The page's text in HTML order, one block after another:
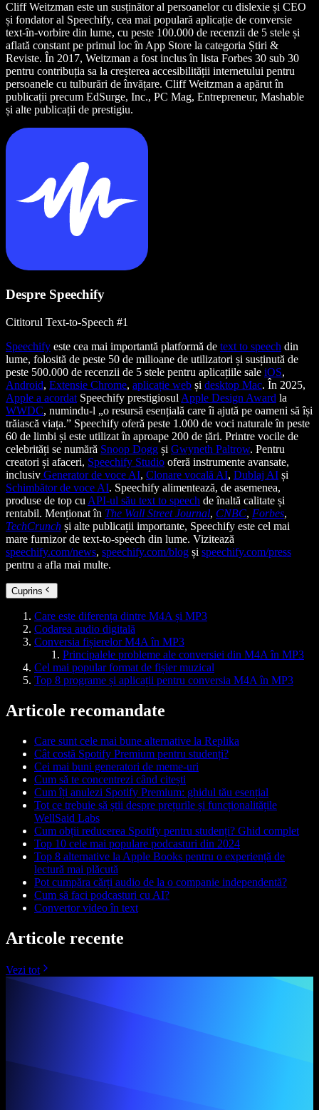
Cliff Weitzman este un susținător al persoanelor cu dislexie și CEO
și fondator al Speechify, cea mai populară aplicație de conversie
text-în-vorbire din lume, cu peste 100.000 de recenzii de 5 stele și
aflată constant pe primul loc în App Store la categoria Știri &
Reviste. În 2017, Weitzman a fost inclus în lista Forbes 30 sub 30
pentru contribuția sa la creșterea accesibilității internetului pentru
persoanele cu tulburări de învățare. Cliff Weitzman a apărut în
publicații precum EdSurge, Inc., PC Mag, Entrepreneur, Mashable
și alte publicații de prestigiu.
Despre Speechify
Cititorul Text-to-Speech #1
Speechify este cea mai importantă platformă de text to speech din
lume, folosită de peste 50 de milioane de utilizatori și susținută de
peste 500.000 de recenzii de 5 stele pentru aplicațiile sale iOS,
Android, Extensie Chrome, aplicație web și desktop Mac. În 2025,
Apple a acordat Speechify prestigiosul Apple Design Award la
WWDC, numindu-l „o resursă esențială care îi ajută pe oameni să își
trăiască viața.” Speechify oferă peste 1.000 de voci naturale în peste
60 de limbi și este utilizat în aproape 200 de țări. Printre vocile de
celebrități se numără Snoop Dogg și Gwyneth Paltrow. Pentru
creatori și afaceri, Speechify Studio oferă instrumente avansate,
inclusiv Generator de voce AI, Clonare vocală AI, Dublaj AI și
Schimbător de voce AI. Speechify alimentează, de asemenea,
produse de top cu API-ul său text to speech de înaltă calitate și
rentabil. Menționat în The Wall Street Journal, CNBC, Forbes,
TechCrunch și alte publicații importante, Speechify este cel mai
mare furnizor de text-to-speech din lume. Vizitează
speechify.com/news, speechify.com/blog și speechify.com/press
pentru a afla mai multe.
Cuprins
Care este diferența dintre M4A și MP3
Codarea audio digitală
Conversia fișierelor M4A în MP3
Principalele probleme ale conversiei din M4A în MP3
Cel mai popular format de fișier muzical
Top 8 programe și aplicații pentru conversia M4A în MP3
Articole recomandate
Care sunt cele mai bune alternative la Replika
Cât costă Spotify Premium pentru studenți?
Cei mai buni generatori de meme-uri
Cum să te concentrezi când citești
Cum îți anulezi Spotify Premium: ghidul tău esențial
Tot ce trebuie să știi despre prețurile și funcționalitățile
WellSaid Labs
Cum obții reducerea Spotify pentru studenți? Ghid complet
Top 10 cele mai populare podcasturi din 2024
Top 8 alternative la Apple Books pentru o experiență de
lectură mai plăcută
Pot cumpăra cărți audio de la o companie independentă?
Cum să faci podcasturi cu AI?
Convertor video în text
Articole recente
Vezi tot